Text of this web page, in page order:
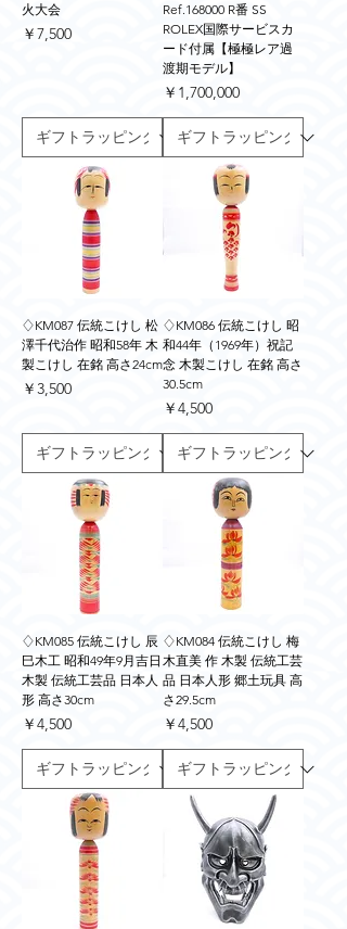
火大会
価格
￥7,500
Ref.168000 R番 SS
ROLEX国際サービスカ
ード付属【極極レア過
渡期モデル】
価格
￥1,700,000
♢KM087 伝統こけし 松
澤千代治作 昭和58年 木
製こけし 在銘 高さ24cm
価格
￥3,500
♢KM086 伝統こけし 昭
和44年（1969年）祝記
念 木製こけし 在銘 高さ
30.5cm
価格
￥4,500
♢KM085 伝統こけし 辰
巳木工 昭和49年9月吉日
木製 伝統工芸品 日本人
形 高さ30cm
価格
￥4,500
♢KM084 伝統こけし 梅
木直美 作 木製 伝統工芸
品 日本人形 郷土玩具 高
さ29.5cm
価格
￥4,500